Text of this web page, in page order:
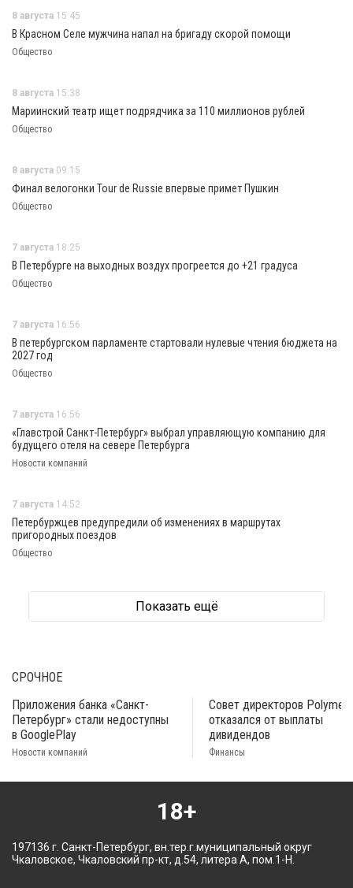
8 августа 15:45
В Красном Селе мужчина напал на бригаду скорой помощи
Общество
8 августа 15:38
Мариинский театр ищет подрядчика за 110 миллионов рублей
Общество
8 августа 09:15
Финал велогонки Tour de Russie впервые примет Пушкин
Общество
7 августа 18:25
В Петербурге на выходных воздух прогреется до +21 градуса
Общество
7 августа 16:56
В петербургском парламенте стартовали нулевые чтения бюджета на
2027 год
Общество
7 августа 16:56
«Главстрой Санкт-Петербург» выбрал управляющую компанию для
будущего отеля на севере Петербурга
Новости компаний
7 августа 14:52
Петербуржцев предупредили об изменениях в маршрутах
пригородных поездов
Общество
Показать ещё
СРОЧНОЕ
Приложения банка «Санкт-
Петербург» стали недоступны
в GooglePlay
Новости компаний
Совет директоров
отказался от выплаты
дивидендов
Финансы
18+
197136 г. Санкт-Петербург, вн.тер.г.муниципальный округ
Чкаловское, Чкаловский пр-кт, д.54, литера А, пом.1-Н.